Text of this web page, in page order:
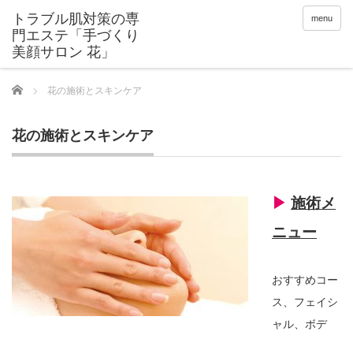
menu
Home 花の施術とスキンケア
花の施術とスキンケア
▶︎ 施術メ
ニュー
おすすめコー
ス、フェイシ
ャル、ボデ